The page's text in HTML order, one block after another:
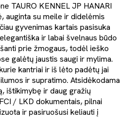
TAURO KENNEL JP HANARI
auginta su meile ir didelėmis
gyvenimas kartais pasisuka
ir labai švelnaus būdo
prie žmogaus, todėl ieško
galėtų jaustis saugi ir mylima.
kantriai ir iš lėto padėtų jai
ir supratimo. Atsidėkodama
ištikimybę ir daug gražių
/ LKD dokumentais, pilnai
ir pasiruošusi keliauti į